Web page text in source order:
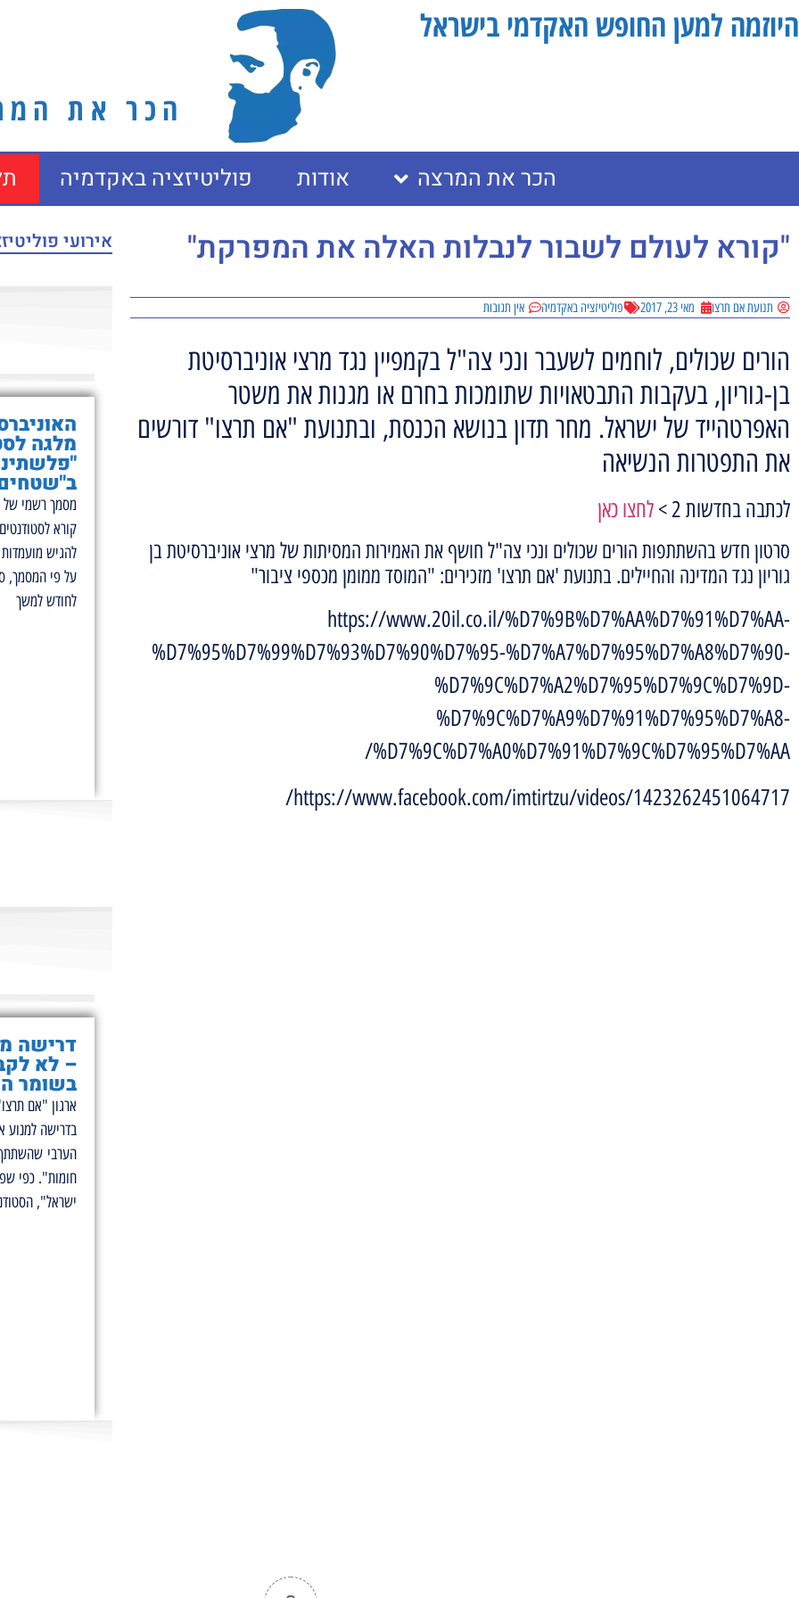
היוזמה למען החופש האקדמי בישראל
הכר את
הכר את המרצה אודות פוליטיזציה באקדמיה
"קורא לעולם לשבור לנבלות האלה את המפרקת"
תנועת אם תרצו מאי 23, 2017 פוליטיזציה באקדמיה אין תגובות
הורים שכולים, לוחמים לשעבר ונכי צה"ל בקמפיין נגד מרצי אוניברסיטת
בן-גוריון, בעקבות התבטאויות שתומכות בחרם או מגנות את משטר
האפרטהייד של ישראל. מחר תדון בנושא הכנסת, ובתנועת "אם תרצו" דורשים
את התפטרות הנשיאה
לכתבה בחדשות 2 > לחצו כאן
סרטון חדש בהשתתפות הורים שכולים ונכי צה"ל חושף את האמירות המסיתות של מרצי אוניברסיטת בן
גוריון נגד המדינה והחיילים. בתנועת 'אם תרצו' מזכירים: "המוסד ממומן מכספי ציבור"
https://www.20il.co.il/%D7%9B%D7%AA%D7%91%D7%AA-
%D7%95%D7%99%D7%93%D7%90%D7%95-%D7%A7%D7%95%D7%A8%D7%90-
%D7%9C%D7%A2%D7%95%D7%9C%D7%9D-
%D7%9C%D7%A9%D7%91%D7%95%D7%A8-
%D7%9C%D7%A0%D7%91%D7%9C%D7%95%D7%AA/
https://www.facebook.com/imtirtzu/videos/1423262451064717/
אירועי
מלגה
מסמך רשמי של
קורא
להגיש
לחודש למשך
דרישה
– לא
בשומר
ארגון "אם
בדרישה למנוע
הערבי
חומות". כפי
ישראל",